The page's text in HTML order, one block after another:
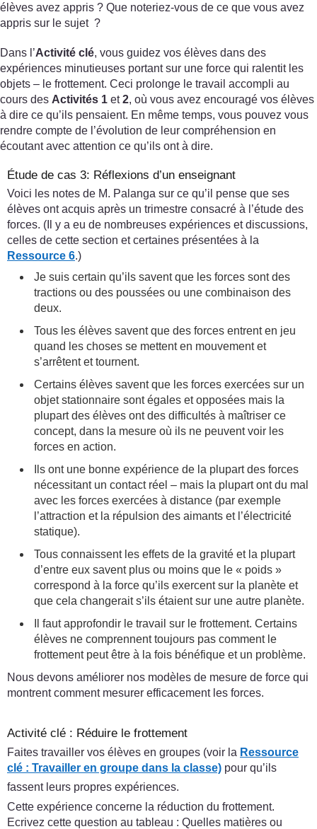
élèves avez appris ? Que noteriez-vous de ce que vous avez
appris sur le sujet ?
Dans l’Activité clé, vous guidez vos élèves dans des
expériences minutieuses portant sur une force qui ralentit les
objets – le frottement. Ceci prolonge le travail accompli au
cours des Activités 1 et2, où vous avez encouragé vos élèves
à dire ce qu’ils pensaient. En même temps, vous pouvez vous
rendre compte de l’évolution de leur compréhension en
écoutant avec attention ce qu’ils ont à dire.
Étude de cas 3: Réflexions d’un enseignant
Voici les notes de M. Palanga sur ce qu’il pense que ses
élèves ont acquis après un trimestre consacré à l’étude des
forces. (Il y a eu de nombreuses expériences et discussions,
celles de cette section et certaines présentées à la
Ressource 6.)
Je suis certain qu’ils savent que les forces sont des
tractions ou des poussées ou une combinaison des
deux.
Tous les élèves savent que des forces entrent en jeu
quand les choses se mettent en mouvement et
s’arrêtent et tournent.
Certains élèves savent que les forces exercées sur un
objet stationnaire sont égales et opposées mais la
plupart des élèves ont des difficultés à maîtriser ce
concept, dans la mesure où ils ne peuvent voir les
forces en action.
Ils ont une bonne expérience de la plupart des forces
nécessitant un contact réel – mais la plupart ont du mal
avec les forces exercées à distance (par exemple
l’attraction et la répulsion des aimants et l’électricité
statique).
Tous connaissent les effets de la gravité et la plupart
d’entre eux savent plus ou moins que le « poids »
correspond à la force qu’ils exercent sur la planète et
que cela changerait s’ils étaient sur une autre planète.
Il faut approfondir le travail sur le frottement. Certains
élèves ne comprennent toujours pas comment le
frottement peut être à la fois bénéfique et un problème.
Nous devons améliorer nos modèles de mesure de force qui
montrent comment mesurer efficacement les forces.
Activité clé : Réduire le frottement
Faites travailler vos élèves en groupes (voir la Ressource
clé : Travailler en groupe dans la classe) pour qu’ils
fassent leurs propres expériences.
Cette expérience concerne la réduction du frottement.
Ecrivez cette question au tableau : Quelles matières ou